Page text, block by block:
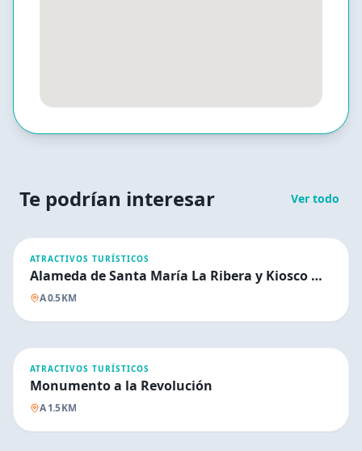
Te podrían interesar Ver todo
ATRACTIVOS TURÍSTICOS
Alameda de Santa María La Ribera y Kiosco Morisco
A0.5KM
ATRACTIVOS TURÍSTICOS
Monumento a la Revolución
A1.5KM